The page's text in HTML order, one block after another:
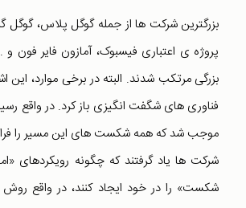
بزرگترین شرکت ها از جمله گوگل پلاس، گوگل
پروژه ی اعتباری فیسبوک، آمازون فایر فون
بزرگی مرتکب شدند. البته در برخی موارد، این
فناوری های شگفت انگیزی باز کرد. در واقع
موجب شد که همه شکست های این مسیر را
شرکت ها یاد گرفتند که چگونه رویکردهای
شکست» را در خود ایجاد کنند، در واقع